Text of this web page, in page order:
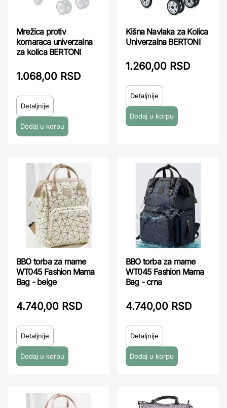
Mrežica protiv
komaraca univerzalna
za kolica BERTONI
1.068,00 RSD
Detaljnije
Kišna Navlaka za Kolica
Univerzalna BERTONI
1.260,00 RSD
Detaljnije
BBO torba za mame
WT045 Fashion Mama
Bag - beige
4.740,00 RSD
Detaljnije
BBO torba za mame
WT045 Fashion Mama
Bag - crna
4.740,00 RSD
Detaljnije